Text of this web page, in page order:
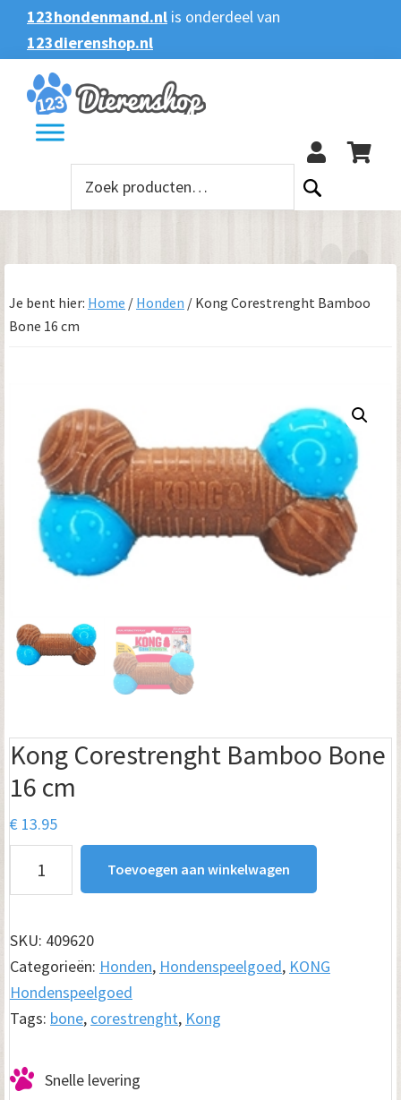
Spring
naar
de
hoofdnavigatie
Door
naar
de
hoofd
inhoud
Spring
naar
de
voettekst
123hondenmand.nl is onderdeel van
123dierenshop.nl
Zoeken
Zoeken
naar:
Je bent hier: Home / Honden / Kong Corestrenght Bamboo
Bone 16 cm
Kong Corestrenght Bamboo Bone
16 cm
€ 13.95
Corestrenght
Bone
16
cm
aantal
Toevoegen aan winkelwagen
SKU: 409620
Categorieën: Honden, Hondenspeelgoed, KONG
Hondenspeelgoed
Tags: bone, corestrenght, Kong
Snelle levering